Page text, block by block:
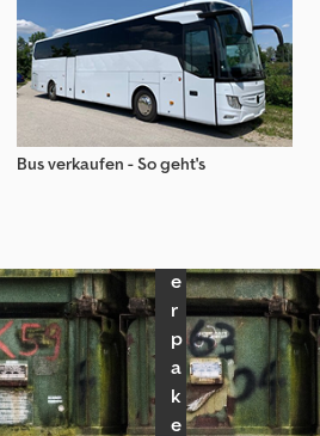
Bus verkaufen - So geht's
a
g
e
n
H
ä
e
r
p
a
k
e